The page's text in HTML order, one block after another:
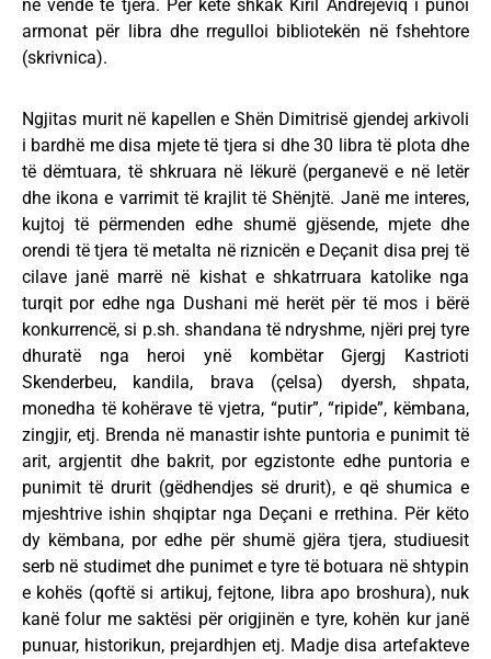
në vende të tjera. Për këtë shkak Kiril Andrejeviq i punoi
armonat për libra dhe rregulloi bibliotekën në fshehtore
(skrivnica).
Ngjitas murit në kapellen e Shën Dimitrisë gjendej arkivoli
i bardhë me disa mjete të tjera si dhe 30 libra të plota dhe
të dëmtuara, të shkruara në lëkurë (perganevë e në letër
dhe ikona e varrimit të krajlit të Shënjtë. Janë me interes,
kujtoj të përmenden edhe shumë gjësende, mjete dhe
orendi të tjera të metalta në riznicën e Deҫanit disa prej të
cilave janë marrë në kishat e shkatrruara katolike nga
turqit por edhe nga Dushani më herët për të mos i bërë
konkurrencë, si p.sh. shandana të ndryshme, njëri prej tyre
dhuratë nga heroi ynë kombëtar Gjergj Kastrioti
Skenderbeu, kandila, brava (ҫelsa) dyersh, shpata,
monedha të kohërave të vjetra, “putir”, “ripide”, këmbana,
zingjir, etj. Brenda në manastir ishte puntoria e punimit të
arit, argjentit dhe bakrit, por egzistonte edhe puntoria e
punimit të drurit (gëdhendjes së drurit), e që shumica e
mjeshtrive ishin shqiptar nga Deçani e rrethina. Për këto
dy këmbana, por edhe për shumë gjëra tjera, studiuesit
serb në studimet dhe punimet e tyre të botuara në shtypin
e kohës (qoftë si artikuj, fejtone, libra apo broshura), nuk
kanë folur me saktësi për origjinën e tyre, kohën kur janë
punuar, historikun, prejardhjen etj. Madje disa artefakteve